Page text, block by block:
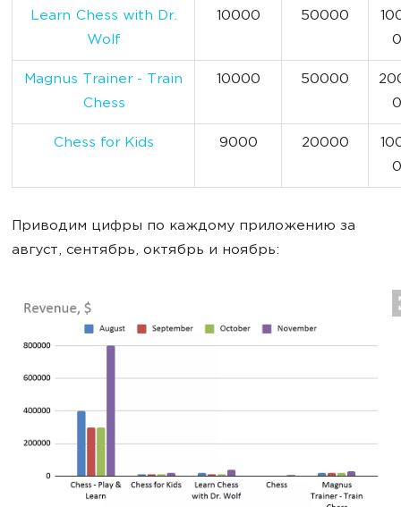
Learn Chess with Dr.
Wolf
10000 50000
0
Magnus Trainer - Train
Chess
10000 50000
0
Chess for Kids 9000 20000
0
Приводим цифры по каждому приложению за
август, сентябрь, октябрь и ноябрь: